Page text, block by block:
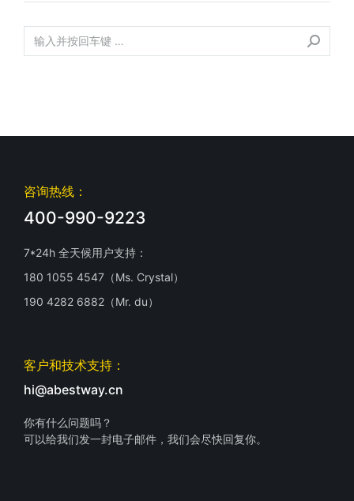
咨询热线：
400-990-9223
7*24h 全天候用户支持：
180 1055 4547（Ms. Crystal）
190 4282 6882（Mr. du）
客户和技术支持：
hi@abestway.cn
你有什么问题吗？
可以给我们发一封电子邮件，我们会尽快回复你。